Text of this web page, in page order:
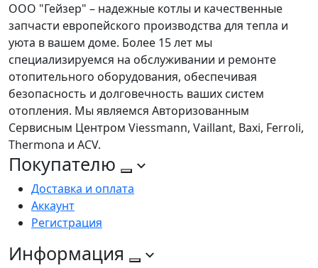
ООО "Гейзер" – надежные котлы и качественные
запчасти европейского производства для тепла и
уюта в вашем доме. Более 15 лет мы
специализируемся на обслуживании и ремонте
отопительного оборудования, обеспечивая
безопасность и долговечность ваших систем
отопления. Мы являемся Авторизованным
Сервисным Центром Viessmann, Vaillant, Baxi, Ferroli,
Thermona и ACV.
Покупателю
Доставка и оплата
Аккаунт
Регистрация
Информация